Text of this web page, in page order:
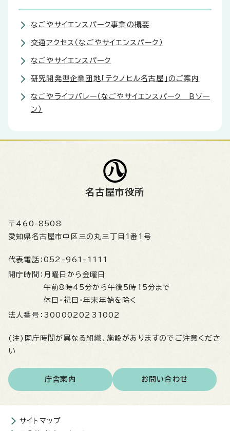
なごやサイエンスパーク事業の概要
交通アクセス（なごやサイエンスパーク）
なごやサイエンスパーク
研究開発型企業団地「テクノヒル名古屋」のご案内
なごやライフバレー（なごやサイエンスパーク Bゾー
ン）
名古屋市役所
〒460-8508
愛知県名古屋市中区三の丸三丁目1番1号
代表電話： 052-961-1111
開庁時間： 月曜日から金曜日
午前8時45分から午後5時15分まで
休日・祝日・年末年始を除く
法人番号： 3000020231002
(注)開庁時間が異なる組織、施設がありますのでご注意くださ
い
庁舎案内 お問い合わせ
サイトマップ